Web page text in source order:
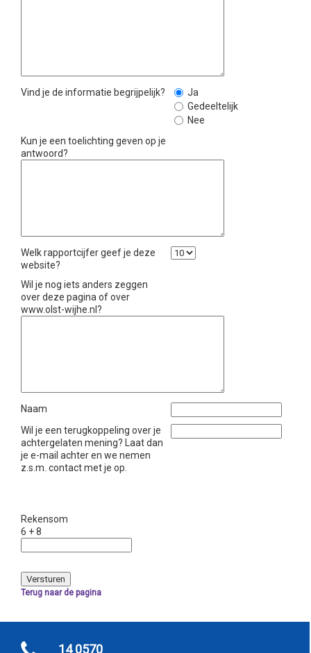
Vind je de informatie begrijpelijk?
Ja
Gedeeltelijk
Nee
Kun je een toelichting geven op je
antwoord?
Welk rapportcijfer geef je deze
website?
Wil je nog iets anders zeggen
over deze pagina of over
www.olst-wijhe.nl?
Naam
Wil je een terugkoppeling over je
achtergelaten mening? Laat dan
je e-mail achter en we nemen
z.s.m. contact met je op.
Rekensom
6 + 8
Terug naar de pagina
14 0570